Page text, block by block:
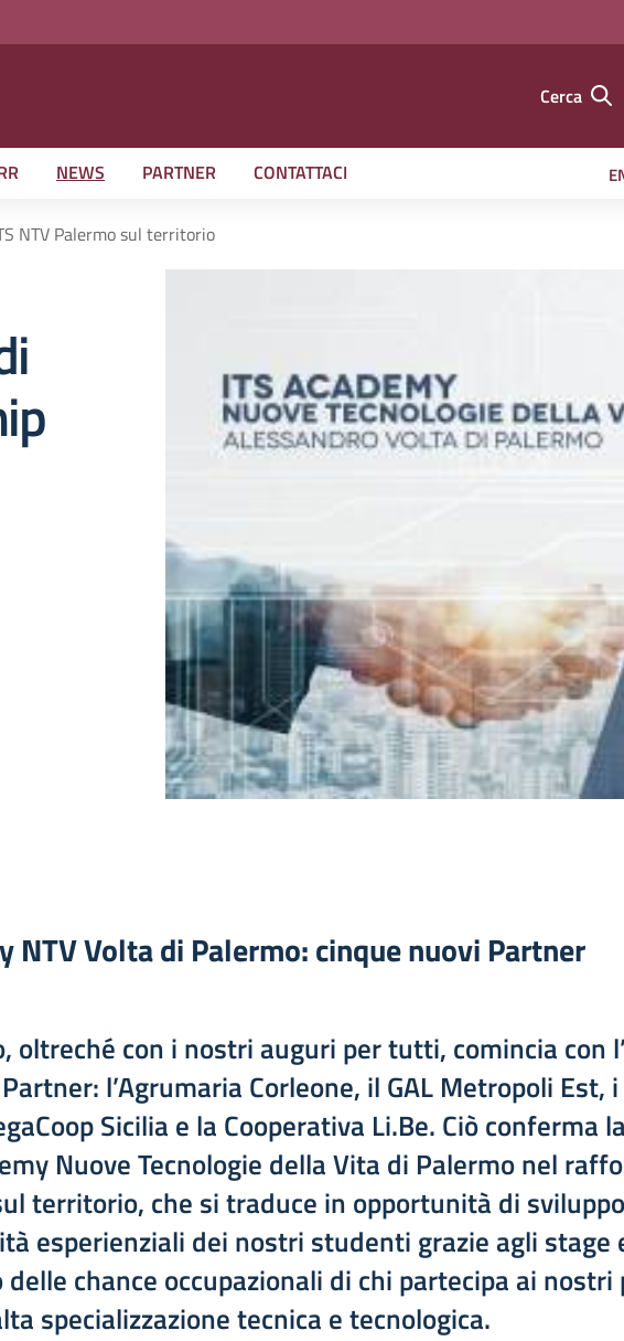
Cerca
NEWS PARTNER CONTATTACI
NTV Palermo sul territorio
NTV Volta di Palermo: cinque nuovi Partner
oltreché con i nostri auguri per tutti, comincia con
l’Agrumaria Corleone, il GAL Metropoli Est, i
Sicilia e la Cooperativa Li.Be. Ciò conferma
Nuove Tecnologie della Vita di Palermo nel
territorio, che si traduce in opportunità di
esperienziali dei nostri studenti grazie agli stage
chance occupazionali di chi partecipa ai nostri
specializzazione tecnica e tecnologica.